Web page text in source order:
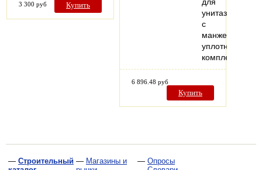
3 300 руб Купить
унитаза
с
манжетным
комплект…
6 896.48 руб
Купить
— Строительный — Магазины и
— Опросы